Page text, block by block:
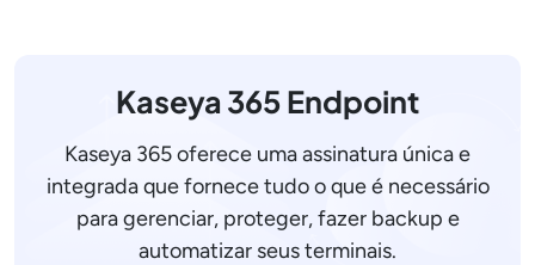
Kaseya 365 Endpoint
Kaseya 365 oferece uma assinatura única e
integrada que fornece tudo o que é necessário
para gerenciar, proteger, fazer backup e
automatizar seus terminais.